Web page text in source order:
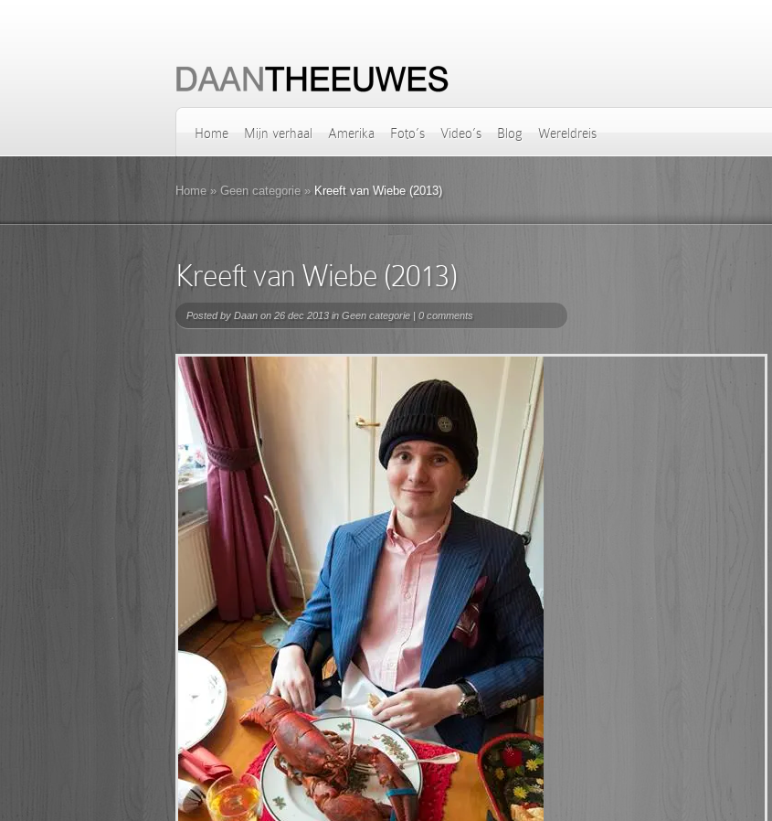
Home Mijn verhaal Amerika Foto’s Video’s Blog Wereldreis
Home » Geen categorie » Kreeft van Wiebe (2013)
Kreeft van Wiebe (2013)
Posted by Daan on 26 dec 2013 in Geen categorie | 0 comments